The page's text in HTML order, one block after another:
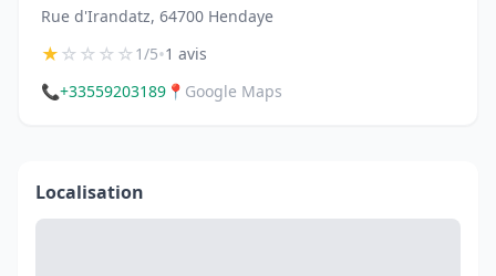
Rue d'Irandatz, 64700 Hendaye
★☆☆☆☆1/5•1 avis
📞+33559203189 📍 Google Maps
Localisation